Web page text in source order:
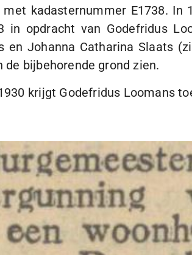
kadasternummer E1738. In
in opdracht van Godefridus
en Johanna Catharina Slaats
bijbehorende grond zien.
krijgt Godefridus Loomans